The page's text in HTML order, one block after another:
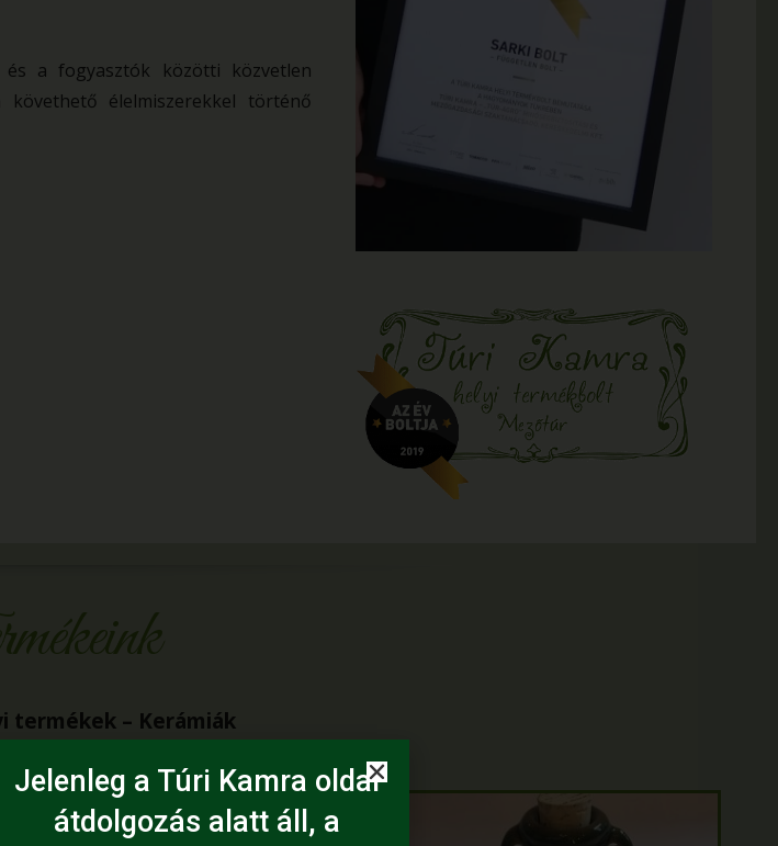
és a fogyasztók közötti közvetlen
követhető élelmiszerekkel történő
termékek – Kerámiák
Jelenleg a Túri Kamra oldal
átdolgozás alatt áll, a